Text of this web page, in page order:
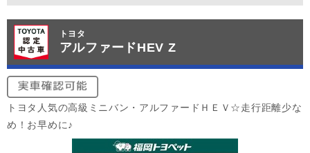
トヨタ
アルファードHEV Z
トヨタ人気の高級ミニバン・アルファードＨＥＶ☆走行距離少な
め！お早めに♪